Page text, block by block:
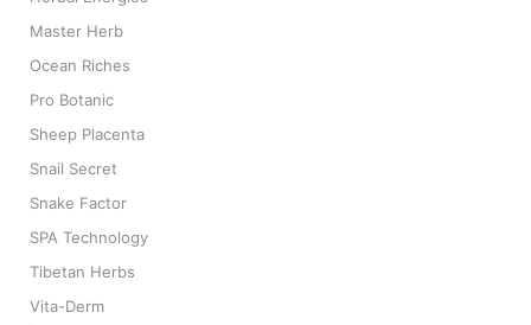
Master Herb
Ocean Riches
Pro Botanic
Sheep Placenta
Snail Secret
Snake Factor
SPA Technology
Tibetan Herbs
Vita-Derm